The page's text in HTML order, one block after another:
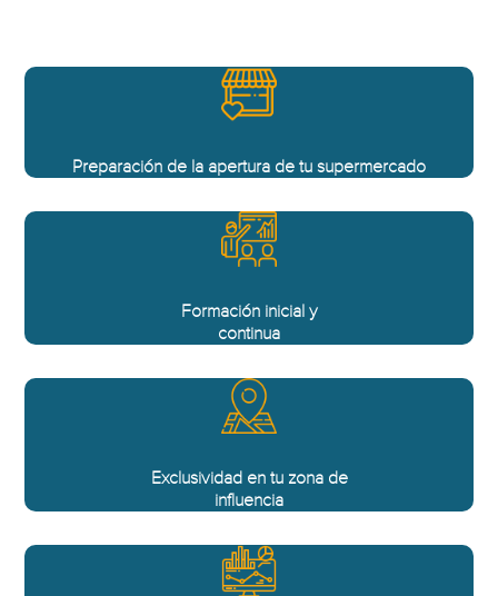
Preparación de la apertura de tu supermercado
Formación inicial y
continua
Exclusividad en tu zona de
influencia